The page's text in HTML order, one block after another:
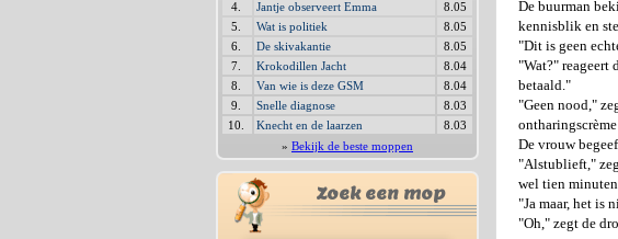
4.
Jantje observeert Emma
8.05
5.
Wat is politiek
8.05
6.
De skivakantie
8.05
7.
Krokodillen Jacht
8.04
8.
Van wie is deze GSM
8.04
9.
Snelle diagnose
8.03
10.
Knecht en de laarzen
8.03
» Bekijk de beste moppen
Zoek een mop
De buurman
kennisblik en
"Dit is geen
"Wat?" reageert
betaald."
"Geen nood,"
De vrouw
"Alstublieft,"
wel tien
"Ja maar, het is
"Oh," zegt de